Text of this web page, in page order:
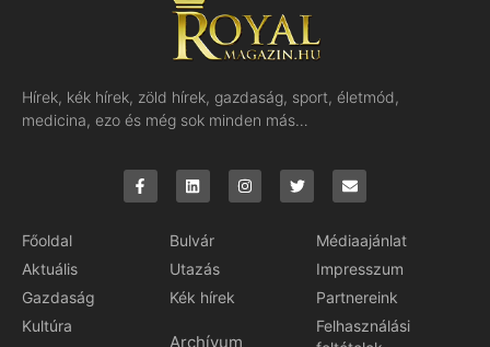
Hírek, kék hírek, zöld hírek, gazdaság, sport, életmód,
medicina, ezo és még sok minden más…
Főoldal
Aktuális
Gazdaság
Kultúra
Bulvár
Utazás
Kék hírek
Archívum
Médiaajánlat
Impresszum
Partnereink
Felhasználási